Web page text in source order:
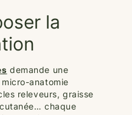
la
demande une
anatomie
releveurs, graisse
chaque